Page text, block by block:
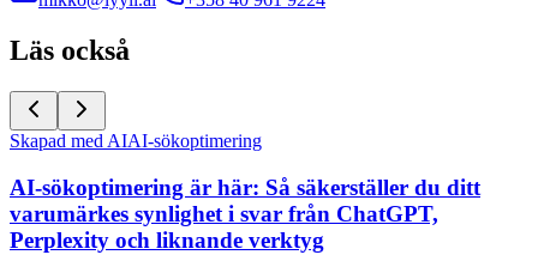
Läs också
Skapad med AIAI-sökoptimering
AI-sökoptimering är här: Så säkerställer du ditt
varumärkes synlighet i svar från ChatGPT,
Perplexity och liknande verktyg